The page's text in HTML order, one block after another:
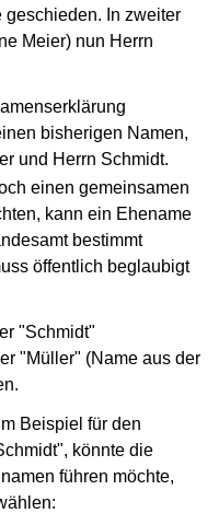
geschieden. In zweiter
Meier) nun Herrn
bisherigen Namen,
und Herrn Schmidt.
einen gemeinsamen
kann ein Ehename
bestimmt
öffentlich beglaubigt
"Schmidt"
"Müller" (Name aus der
Beispiel für den
könnte die
führen möchte,